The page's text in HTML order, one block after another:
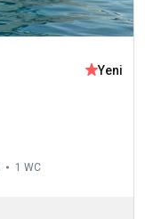
Yeni
1 WC